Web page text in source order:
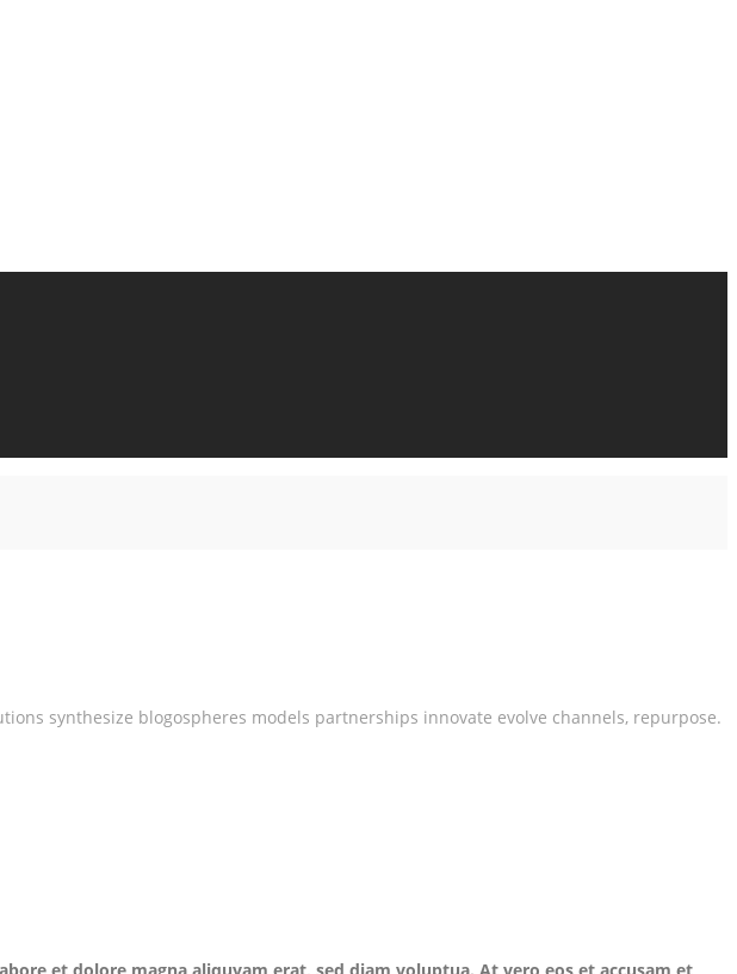
synthesize blogospheres models partnerships innovate evolve channels, repurpose.